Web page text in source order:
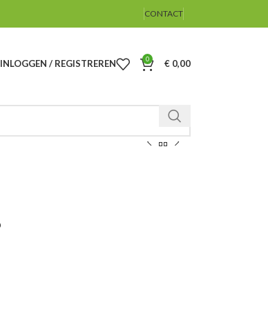
CONTACT
INLOGGEN / REGISTREREN 0 € 0,00